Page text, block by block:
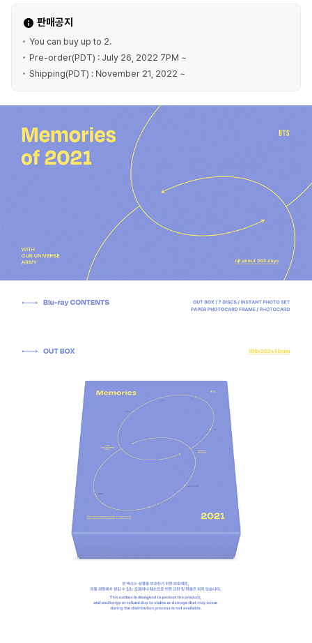
판매공지
You can buy up to 2.
Pre-order(PDT) : July 26, 2022 7PM ~
Shipping(PDT) : November 21, 2022 ~